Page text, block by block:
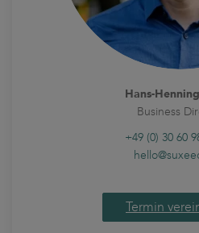
Hans-
Business
+49 (0) 30 60
Termin